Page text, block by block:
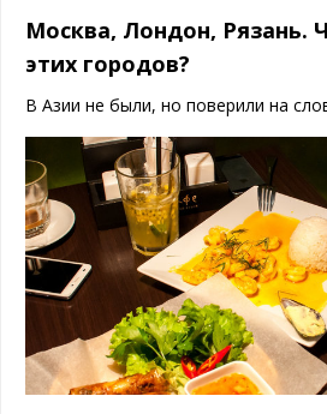
Москва, Лондон, Рязань.
этих городов?
В Азии не были, но поверили на